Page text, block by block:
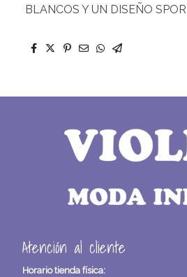
BLANCOS Y UN DISEÑO
Atención al cliente
Horario tienda física: